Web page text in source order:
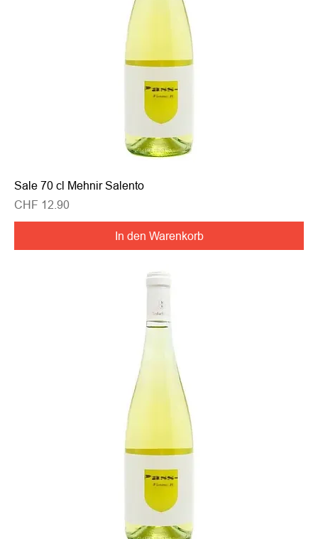
Sale 70 cl Mehnir Salento
Preis
CHF 12.90
In den Warenkorb